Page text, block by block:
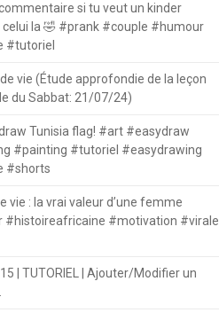
si tu veut un kinder
la 🤣 #prank #couple #humour
#tutoriel
de vie (Étude approfondie de la leçon
du Sabbat: 21/07/24)
Tunisia flag! #art #easydraw
#painting #tutoriel #easydrawing
#shorts
vie : la vrai valeur d’une femme
#histoireafricaine #motivation #virale
| TUTORIEL | Ajouter/Modifier un